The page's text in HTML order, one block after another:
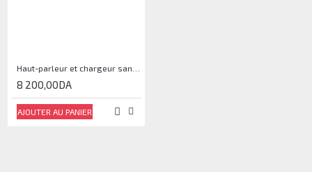
8 200,00DA
AJOUTER AU PANIER